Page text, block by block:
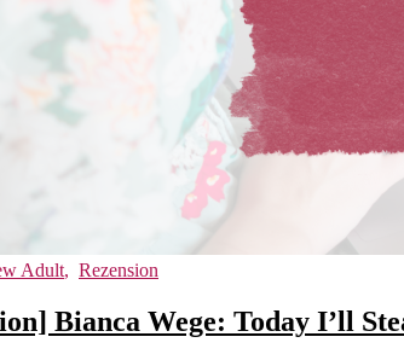
Adult, Rezension
Bianca Wege: Today I’ll